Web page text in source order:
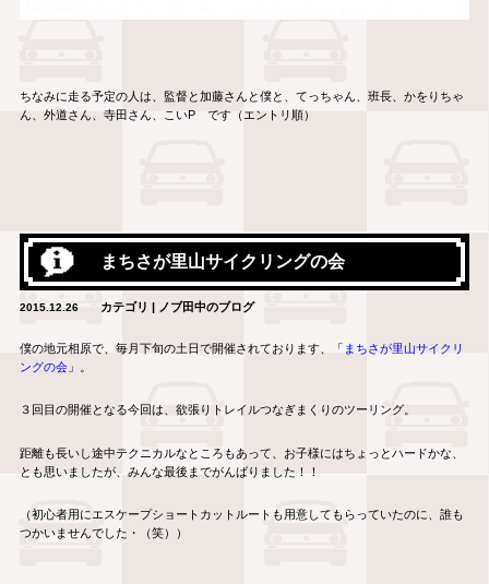
ちなみに走る予定の人は、監督と加藤さんと僕と、てっちゃん、班長、かをりちゃ
ん、外道さん、寺田さん、こいP です（エントリ順）
まちさが里山サイクリングの会
2015.12.26 カテゴリ | ノブ田中のブログ
僕の地元相原で、毎月下旬の土日で開催されております、「 まちさが里山サイクリ
ングの会」。
３回目の開催となる今回は、欲張りトレイルつなぎまくりのツーリング。
距離も長いし途中テクニカルなところもあって、お子様にはちょっとハードかな、
とも思いましたが、みんな最後までがんばりました！！
（初心者用にエスケープショートカットルートも用意してもらっていたのに、誰も
つかいませんでした・（笑））